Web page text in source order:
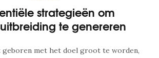
strategieën om
te genereren
met het doel groot te worden,